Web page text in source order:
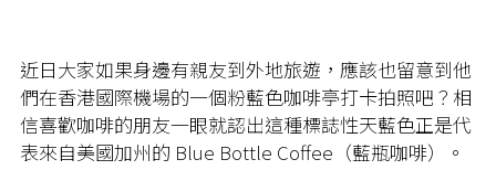
近日大家如果身邊有親友到外地旅遊，應該也留意到他
們在香港國際機場的一個粉藍色咖啡亭打卡拍照吧？相
信喜歡咖啡的朋友一眼就認出這種標誌性天藍色正是代
表來自美國加州的 Blue Bottle Coffee（藍瓶咖啡）。